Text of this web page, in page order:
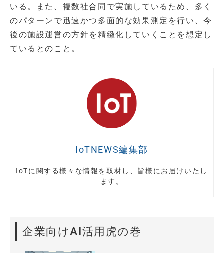
いる。また、複数社合同で実施しているため、多く
のパターンで迅速かつ多面的な効果測定を行い、今
後の施設運営の方針を精緻化していくことを想定し
ているとのこと。
IoTNEWS編集部
IoTに関する様々な情報を取材し、皆様にお届けいたし
ます。
企業向けAI活用虎の巻